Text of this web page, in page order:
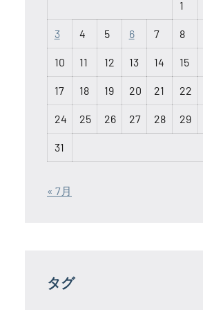
1
3 4 5 6 7 8
10 11 12 13 14 15
17 18 19 20 21 22
24 25 26 27 28 29
31
« 7月
タグ